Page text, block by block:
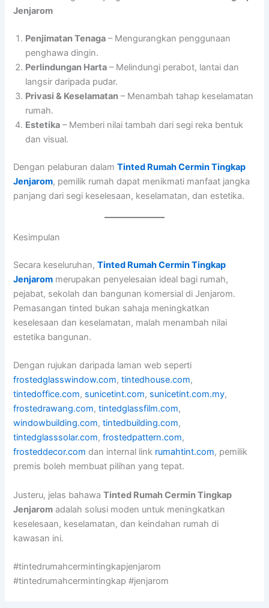
Jenjarom
Penjimatan Tenaga – Mengurangkan penggunaan
penghawa dingin.
Perlindungan Harta – Melindungi perabot, lantai dan
langsir daripada pudar.
Privasi & Keselamatan – Menambah tahap keselamatan
rumah.
Estetika – Memberi nilai tambah dari segi reka bentuk
dan visual.
Dengan pelaburan dalamTinted Rumah Cermin Tingkap
Jenjarom, pemilik rumah dapat menikmati manfaat jangka
panjang dari segi keselesaan, keselamatan, dan estetika.
Kesimpulan
Secara keseluruhan,Tinted Rumah Cermin Tingkap
Jenjarom merupakan penyelesaian ideal bagi rumah,
pejabat, sekolah dan bangunan komersial di Jenjarom.
Pemasangan tinted bukan sahaja meningkatkan
keselesaan dan keselamatan, malah menambah nilai
estetika bangunan.
Dengan rujukan daripada laman web seperti
frostedglasswindow.com,tintedhouse.com,
tintedoffice.com, sunicetint.com, sunicetint.com.my,
frostedrawang.com,tintedglassfilm.com,
windowbuilding.com,tintedbuilding.com,
tintedglasssolar.com,frostedpattern.com,
frosteddecor.com dan internal link rumahtint.com, pemilik
premis boleh membuat pilihan yang tepat.
Justeru, jelas bahawaTinted Rumah Cermin Tingkap
Jenjarom adalah solusi moden untuk meningkatkan
keselesaan, keselamatan, dan keindahan rumah di
kawasan ini.
#tintedrumahcermintingkapjenjarom
#tintedrumahcermintingkap #jenjarom